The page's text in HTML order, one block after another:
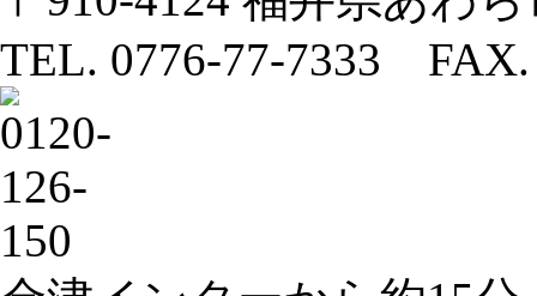
TEL. 0776-77-7333 FAX.